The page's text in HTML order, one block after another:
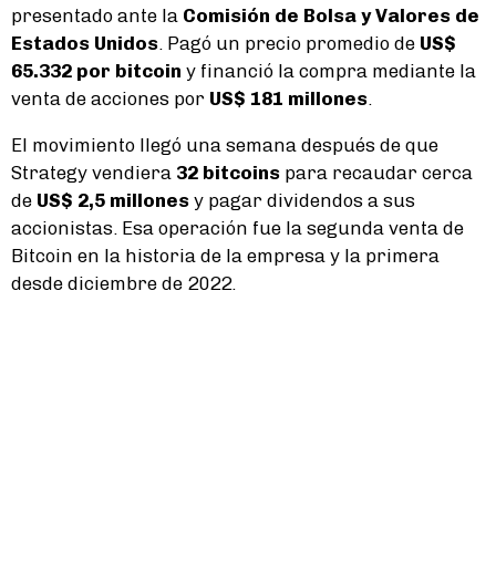
presentado ante la Comisión de Bolsa y Valores de
Estados Unidos . Pagó un precio promedio de US$
65.332 por bitcoin y financió la compra mediante la
venta de acciones por US$ 181 millones
El movimiento llegó una semana después de que
Strategy vendiera 32 bitcoins para recaudar cerca
de US$ 2,5 millones y pagar dividendos a sus
accionistas. Esa operación fue la segunda venta de
Bitcoin en la historia de la empresa y la primera
desde diciembre de 2022.